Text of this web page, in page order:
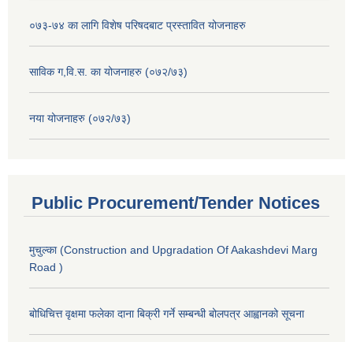
०७३-७४ का लागि विशेष परिषदबाट प्रस्तावित योजनाहरु
साविक ग,वि.स. का योजनाहरु (०७२/७३)
नया योजनाहरु (०७२/७३)
Public Procurement/Tender Notices
मुचुल्का (Construction and Upgradation Of Aakashdevi Marg
Road )
बोधिचित्त वृक्षमा फलेका दाना बिक्री गर्ने सम्बन्धी बोलपत्र आह्वानको सूचना